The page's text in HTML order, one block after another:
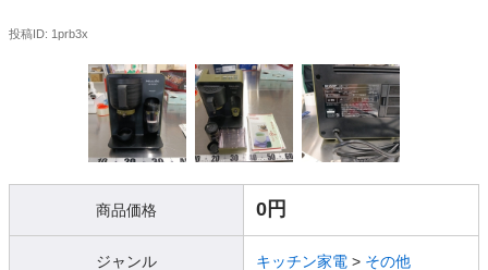
投稿ID: 1prb3x
商品価格 0円
ジャンル キッチン家電 > その他